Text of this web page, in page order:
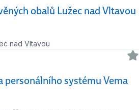
obalů Lužec nad Vltavou
nad Vltavou
personálního systému Vema